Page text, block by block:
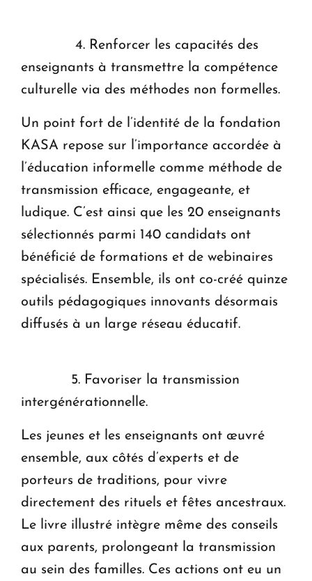
4. Renforcer les capacités des
enseignants à transmettre la compétence
culturelle via des méthodes non formelles.
Un point fort de l’identité de la fondation
KASA repose sur l’importance accordée à
l’éducation informelle comme méthode de
transmission efficace, engageante, et
ludique. C’est ainsi que les 20 enseignants
sélectionnés parmi 140 candidats ont
bénéficié de formations et de webinaires
spécialisés. Ensemble, ils ont co-créé quinze
outils pédagogiques innovants désormais
diffusés à un large réseau éducatif.
5. Favoriser la transmission
intergénérationnelle.
Les jeunes et les enseignants ont œuvré
ensemble, aux côtés d’experts et de
porteurs de traditions, pour vivre
directement des rituels et fêtes ancestraux.
Le livre illustré intègre même des conseils
aux parents, prolongeant la transmission
au sein des familles. Ces actions ont eu un